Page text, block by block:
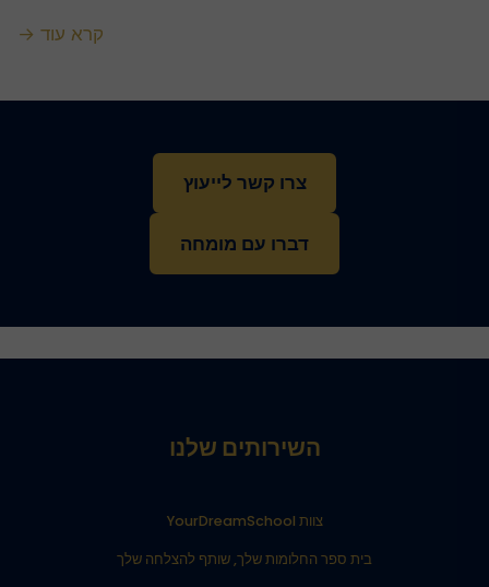
קרא עוד →
צרו קשר לייעוץ
דברו עם מומחה
השירותים שלנו
צוות YourDreamSchool
בית ספר החלומות שלך, שותף להצלחה שלך